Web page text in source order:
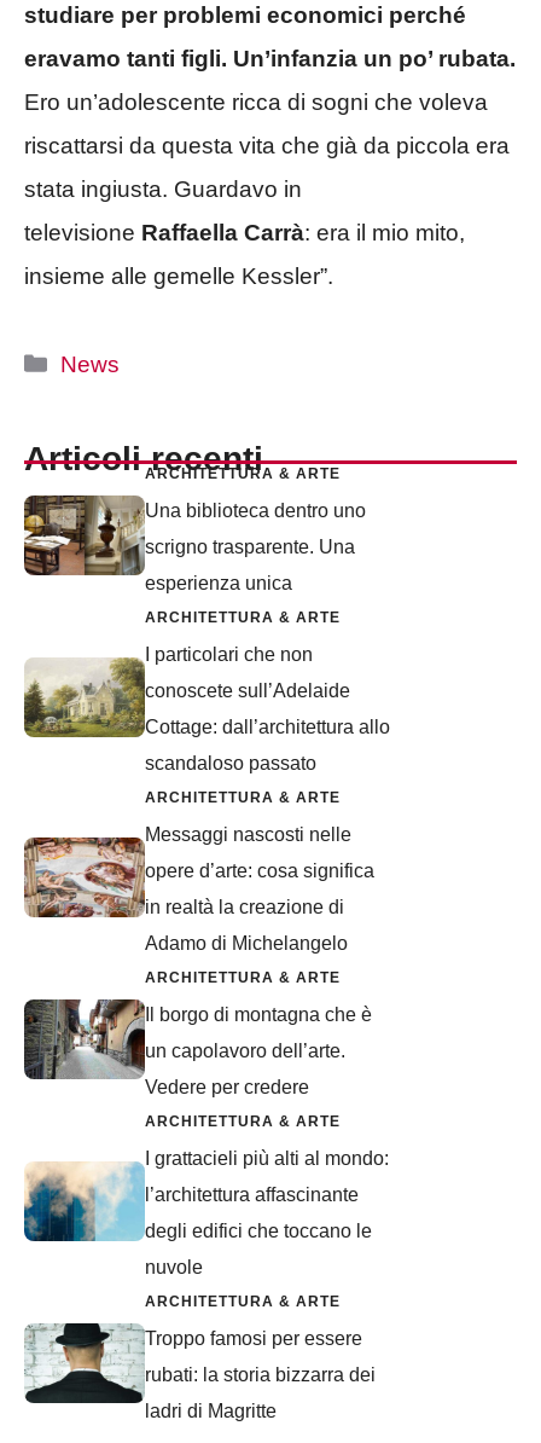
studiare per problemi economici perché
eravamo tanti figli. Un’infanzia un po’ rubata.
Ero un’adolescente ricca di sogni che voleva
riscattarsi da questa vita che già da piccola era
stata ingiusta. Guardavo in
televisione Raffaella Carrà: era il mio mito,
insieme alle gemelle Kessler”.
Categorie
News
Articoli recenti
ARCHITETTURA & ARTE
Una biblioteca dentro uno
scrigno trasparente. Una
esperienza unica
ARCHITETTURA & ARTE
I particolari che non
conoscete sull’Adelaide
Cottage: dall’architettura allo
scandaloso passato
ARCHITETTURA & ARTE
Messaggi nascosti nelle
opere d’arte: cosa significa
in realtà la creazione di
Adamo di Michelangelo
ARCHITETTURA & ARTE
Il borgo di montagna che è
un capolavoro dell’arte.
Vedere per credere
ARCHITETTURA & ARTE
I grattacieli più alti al mondo:
l’architettura affascinante
degli edifici che toccano le
nuvole
ARCHITETTURA & ARTE
Troppo famosi per essere
rubati: la storia bizzarra dei
ladri di Magritte